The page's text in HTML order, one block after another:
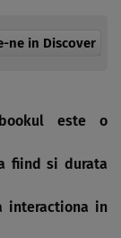
ne in Discover
este o
fiind si durata
interactiona in